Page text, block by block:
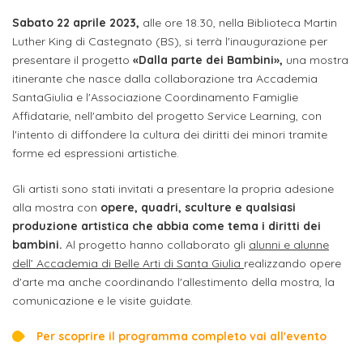
Servizi
allo
studente
Internazionalizzazione
Aziende
News
Orientamento
Contatti
Autorizzazioni
Ministeriali
Nucleo
di
Valutazione
ECTS
Manualistica
Organigramma
Laboratori
Accademia
SantaGiulia
DIPARTIMENTI
Dipartimento
di
Visive
Dipartimento
di
Comunicazione
e
Didattica
Reclutamento
Progetti
Terza
Missione
OPPORTUNITÀ
INTERNAZIONALI
ERASMUS+
SERVIZI
ALLO
Inclusione
Carriera
di
Stage
Apprendistato
per
le
Aziende
Login
aziende
OPPORTUNITÀ
PER
STUDENTI
Stage
ONE
Iscrizione
a
corsi
singoli
Gli
step
per
diventare
un
studente
Iscriviti
alla
Newsletter
IN
ACCADEMIA
Iscriversi
Gli
step
per
diventare
un
genitore
di
uno
studente
iscritto
docente
referente
d'azienda
Sabato 22 aprile 2023, alle ore 18.30, nella Biblioteca Martin
Luther King di Castegnato (BS), si terrà l'inaugurazione per
presentare il progetto «Dalla parte dei Bambini», una mostra
itinerante che nasce dalla collaborazione tra Accademia
SantaGiulia e l'Associazione Coordinamento Famiglie
Affidatarie, nell'ambito del progetto Service Learning, con
l'intento di diffondere la cultura dei diritti dei minori tramite
forme ed espressioni artistiche.
Gli artisti sono stati invitati a presentare la propria adesione
alla mostra con opere, quadri, sculture e qualsiasi
produzione artistica che abbia come tema i diritti dei
bambini. Al progetto hanno collaborato gli alunni e alunne
dell’ Accademia di Belle Arti di Santa Giulia realizzando opere
d'arte ma anche coordinando l'allestimento della mostra, la
comunicazione e le visite guidate.
Per scoprire il programma completo vai all'evento